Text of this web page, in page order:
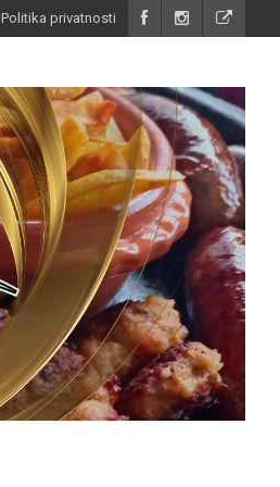
Politika privatnosti